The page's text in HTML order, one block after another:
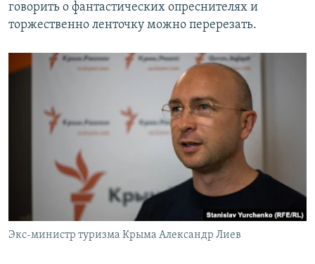
говорить о фантастических опреснителях и
торжественно ленточку можно перерезать.
Экс-министр туризма Крыма Александр Лиев